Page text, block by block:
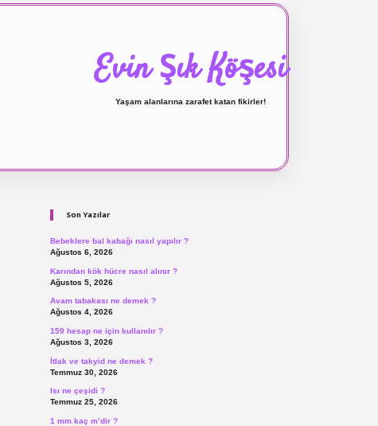
Evin Şık Köşesi
Yaşam alanlarına zarafet katan fikirler!
Son Yazılar
Bebeklere bal kabağı nasıl yapılır ?
Ağustos 6, 2026
Karından kök hücre nasıl alınır ?
Ağustos 5, 2026
Avam tabakası ne demek ?
Ağustos 4, 2026
159 hesap ne için kullanılır ?
Ağustos 3, 2026
İtlak ve takyid ne demek ?
Temmuz 30, 2026
Isı ne çeşidi ?
Temmuz 25, 2026
1 mm kaç m’dir ?